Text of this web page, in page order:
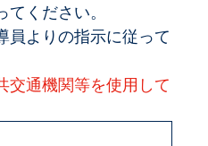
ください。
員よりの指示に従って
交通機関等を使用して